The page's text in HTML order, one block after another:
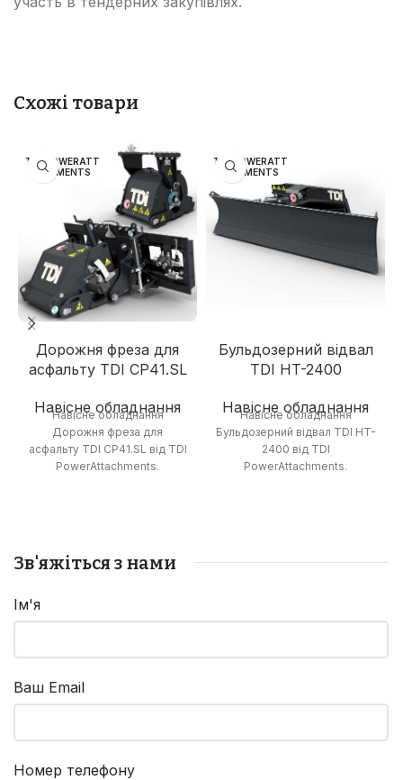
Схожі товари
TDI POWERATT
ACHMENTS
Дорожня фреза для
асфальту TDI CP41.SL
Навісне обладнання
Навісне обладнання
Дорожня фреза для
асфальту TDI CP41.SL від TDI
PowerAttachments.
TDI POWERATT
ACHMENTS
Бульдозерний відвал
TDI HT-2400
Навісне обладнання
Навісне обладнання
Бульдозерний відвал TDI HT-
2400 від TDI
PowerAttachments.
Зв'яжіться з нами
Ім'я
Ваш Email
Номер телефону